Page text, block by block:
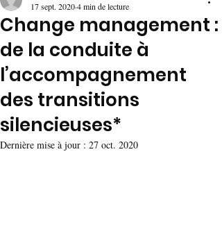
Change management :
de la conduite à
l’accompagnement
des transitions
silencieuses*
17 sept. 20204 min de lecture
Dernière mise à jour : 27 oct. 2020